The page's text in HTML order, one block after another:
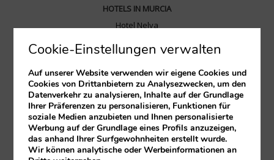
HOTELS IN MURCIA
Hotel Nelva
HOTELS IN VALENCIA
HOTELS IN SANTANDER
Hotel Santemar
HOTELS IN ZARAGOZA
Diagonal Plaza
Cookie-Einstellungen verwalten
Auf unserer Website verwenden wir eigene Cookies und
Cookies von Drittanbietern zu Analysezwecken, um den
Datenverkehr zu analysieren, Inhalte auf der Grundlage
Ihrer Präferenzen zu personalisieren, Funktionen für
soziale Medien anzubieten und Ihnen personalisierte
Werbung auf der Grundlage eines Profils anzuzeigen,
das anhand Ihrer Surfgewohnheiten erstellt wurde.
Wir können analytische oder Werbeinformationen an